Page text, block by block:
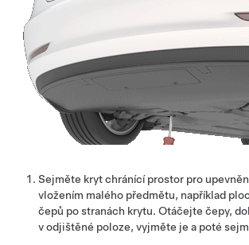
Sejměte kryt chránící prostor pro
vložením malého předmětu, například
čepů po stranách krytu. Otáčejte čepy,
v odjištěné poloze, vyjměte je a poté